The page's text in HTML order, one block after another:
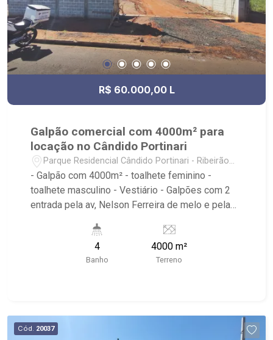
R$ 60.000,00 L
Galpão comercial com 4000m² para
locação no Cândido Portinari
Parque Residencial Cândido Portinari - Ribeirão
Preto/SP
- Galpão com 4000m² - toalhete feminino -
toalhete masculino - Vestiário - Galpões com 2
entrada pela av, Nelson Ferreira de melo e pela
Imóveis, referência em venda, compra e locação.
- Sinta-se em casa na Ribeirão Imóveis, afinal
Somos e Vivemos Ribeirão: - funcionários
para Venda, Compra e Locação, imobiliária é
Ribeirão Imóveis - sede na Av. Professor João
4
Banho
4000 m²
Terreno
Cód. 20037